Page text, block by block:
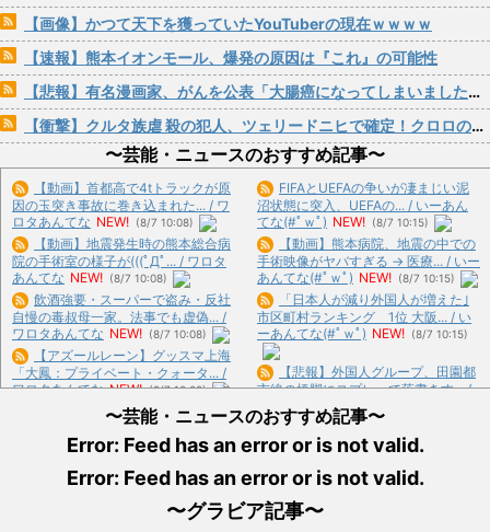
【画像】かつて天下を獲っていたYouTuberの現在ｗｗｗｗ
【速報】熊本イオンモール、爆発の原因は『これ』の可能性
【悲報】有名漫画家、がんを公表「大腸癌になってしまいました。肝臓に転移も見られてステージ4です」
【衝撃】クルタ族虐 殺の犯人、ツェリードニヒで確定！クロロの演劇のせいで2人も無駄死ににwwww
〜芸能・ニュースのおすすめ記事〜
【動画】首都高で4tトラックが原
因の玉突き事故に巻き込まれた... / ワ
ロタあんてな NEW! (8/7 10:08)
【動画】地震発生時の熊本総合病
院の手術室の様子が(((ﾟДﾟ... / ワロタ
あんてな NEW! (8/7 10:08)
飲酒強要・スーパーで盗み・反社
自慢の毒叔母一家。法事でも虚偽... /
ワロタあんてな NEW! (8/7 10:08)
【アズールレーン】グッスマ上海
「大鳳：プライベート・クォータ... /
ワロタあんてな NEW! (8/7 10:08)
【グッスマ出荷情報】ブルーアー
カイブ ねんどろいど「百合園セ... / ワ
ロタあんてな NEW! (8/7 10:08)
ど質問ある？ / おまとめ : おすすめ
【画像あり】東京の街ごとの女の
FIFAとUEFAの争いが凄まじい泥
沼状態に突入、UEFAの... / いーあん
てな(#ﾟｗﾟ) NEW! (8/7 10:15)
【動画】熊本病院、地震の中での
手術映像がヤバすぎる → 医療... / いー
あんてな(#ﾟｗﾟ) NEW! (8/7 10:15)
「日本人が減り外国人が増えた｣
市区町村ランキング 1位 大阪... / い
ーあんてな(#ﾟｗﾟ) NEW! (8/7 10:15)
【悲報】外国人グループ、田園都
市線の橋脚にスプレーで落書きす... /
いーあんてな(#ﾟｗﾟ)
10:15)
「高市早苗はどんだけ自己顕示欲
いーあんてな(#ﾟｗﾟ) NEW!
広末涼子さんが地上波にスピード
〜芸能・ニュースのおすすめ記事〜
Error: Feed has an error or is not valid.
Error: Feed has an error or is not valid.
〜グラビア記事〜